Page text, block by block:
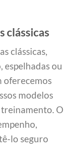
clássicas
clássicas,
ou
oferecemos
modelos
O
lo seguro